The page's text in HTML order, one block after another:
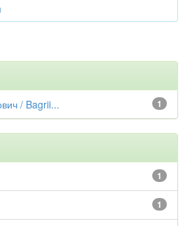
1
/ Bagrii...
1
1